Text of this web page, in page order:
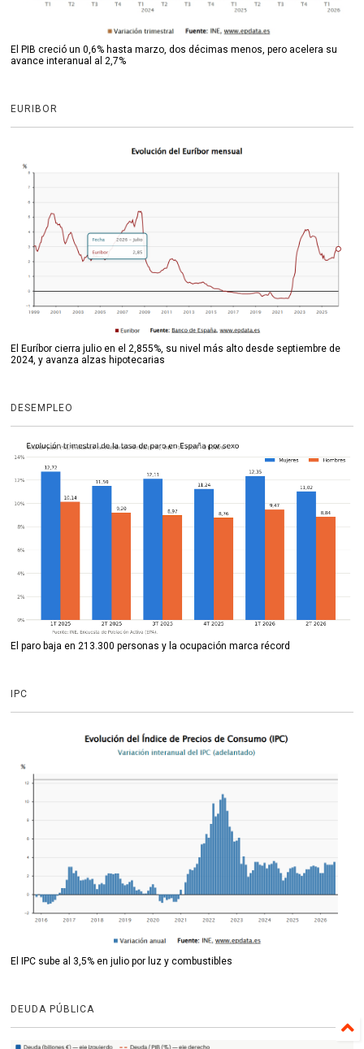
El PIB creció un 0,6% hasta marzo, dos décimas menos, pero acelera su
avance interanual al 2,7%
EURIBOR
El Euríbor cierra julio en el 2,855%, su nivel más alto desde septiembre de
2024, y avanza alzas hipotecarias
DESEMPLEO
El paro baja en 213.300 personas y la ocupación marca récord
IPC
El IPC sube al 3,5% en julio por luz y combustibles
DEUDA PÚBLICA